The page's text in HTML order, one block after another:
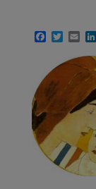
F
e
b
o
k
T
i
E
a
i